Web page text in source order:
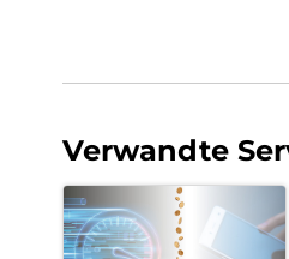
Verwandte